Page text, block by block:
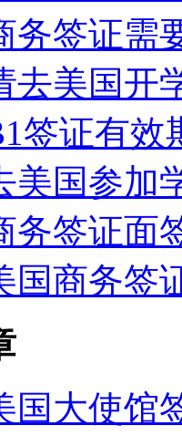
务签证需
去美国开
签证有效
美国参加
务签证面
国商务签
国大使馆